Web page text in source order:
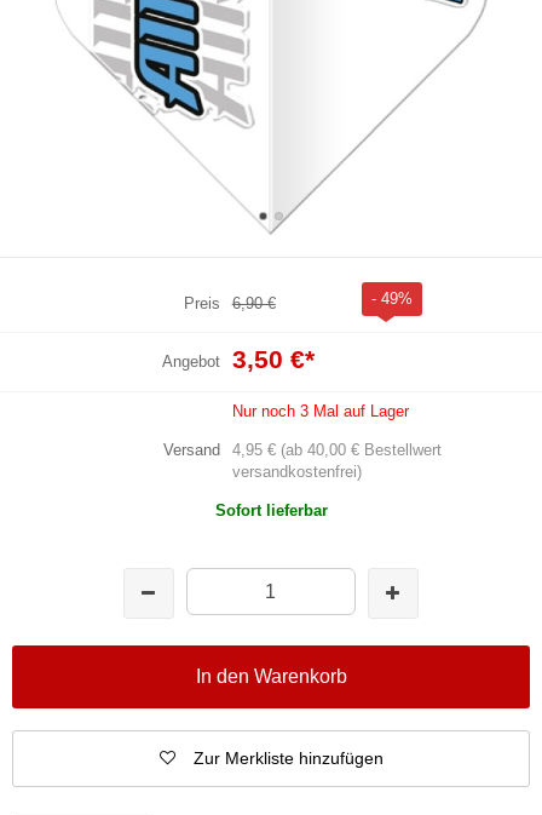
Preis 6,90 € - 49%
Angebot 3,50 €*
Nur noch 3 Mal auf Lager
Versand
4,95 € (ab 40,00 € Bestellwert
versandkostenfrei)
Sofort lieferbar
In den Warenkorb
Zur Merkliste hinzufügen